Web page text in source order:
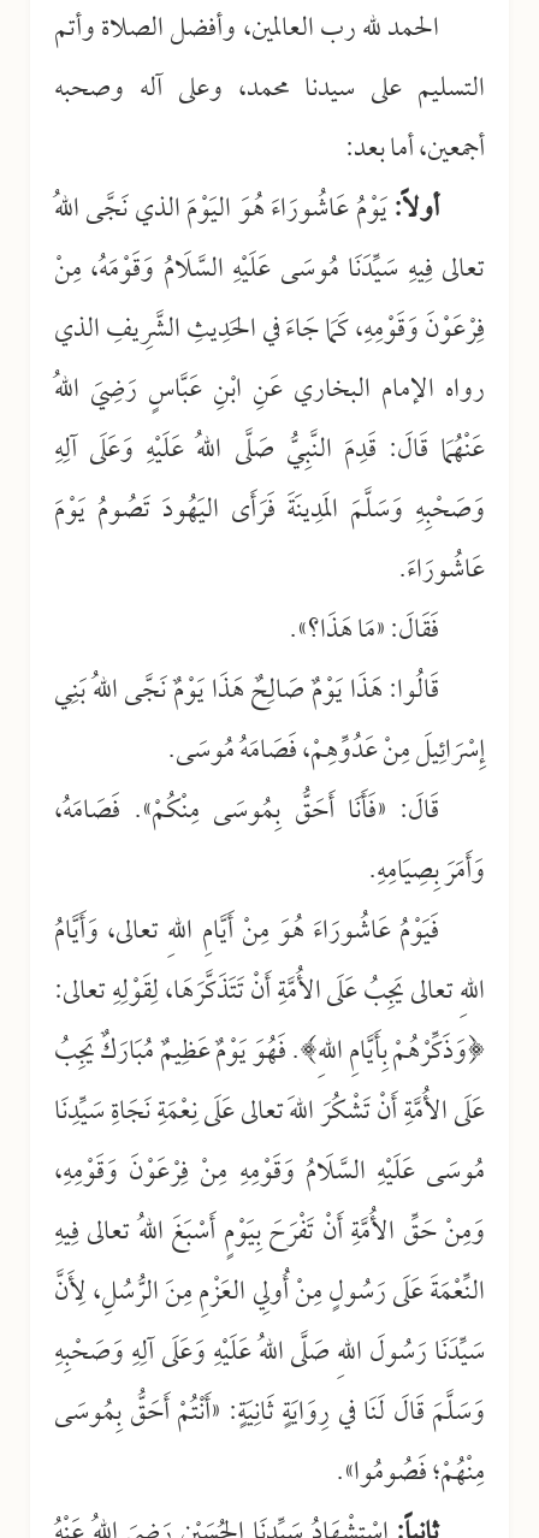
الحمد لله رب العالمين، وأفضل الصلاة وأتم
التسليم على سيدنا محمد، وعلى آله وصحبه
أجمعين، أما بعد:
أولاً:يَوْمُ عَاشُورَاءَ هُوَ اليَوْمَ الذي نَجَّى اللهُ
تعالى فِيهِ سَيِّدَنَا مُوسَى عَلَيْهِ السَّلَامُ وَقَوْمَهُ، مِنْ
فِرْعَوْنَ وَقَوْمِهِ، كَمَا جَاءَ في الحَدِيثِ الشَّرِيفِ الذي
رواه الإمام البخاري عَنِ ابْنِ عَبَّاسٍ رَضِيَ اللهُ
عَنْهُمَا قَالَ: قَدِمَ النَّبِيُّ صَلَّى اللهُ عَلَيْهِ وَعَلَى آلِهِ
وَصَحْبِهِ وَسَلَّمَ المَدِينَةَ فَرَأَى اليَهُودَ تَصُومُ يَوْمَ
عَاشُورَاءَ.
فَقَالَ: «مَا هَذَا؟».
قَالُوا: هَذَا يَوْمٌ صَالِحٌ هَذَا يَوْمٌ نَجَّى اللهُ بَنِي
إِسْرَائِيلَ مِنْ عَدُوِّهِمْ، فَصَامَهُ مُوسَى.
قَالَ: «فَأَنَا أَحَقُّ بِمُوسَى مِنْكُمْ». فَصَامَهُ،
وَأَمَرَ بِصِيَامِهِ.
فَيَوْمُ عَاشُورَاءَ هُوَ مِنْ أَيَّامِ اللهِ تعالى، وَأَيَّامُ
اللهِ تعالى يَجِبُ عَلَى الأُمَّةِ أَنْ تَتَذَكَّرَهَا، لِقَوْلِهِ تعالى:
﴿وَذَكِّرْهُمْ بِأَيَّامِ اللهِ﴾. فَهُوَ يَوْمٌ عَظِيمٌ مُبَارَكٌ يَجِبُ
عَلَى الأُمَّةِ أَنْ تَشْكُرَ اللهَ تعالى عَلَى نِعْمَةِ نَجَاةِ سَيِّدِنَا
مُوسَى عَلَيْهِ السَّلَامُ وَقَوْمِهِ مِنْ فِرْعَوْنَ وَقَوْمِهِ،
وَمِنْ حَقِّ الأُمَّةِ أَنْ تَفْرَحَ بِيَوْمٍ أَسْبَغَ اللهُ تعالى فِيهِ
النِّعْمَةَ عَلَى رَسُولٍ مِنْ أُولِي العَزْمِ مِنَ الرُّسُلِ، لِأَنَّ
سَيِّدَنَا رَسُولَ اللهِ صَلَّى اللهُ عَلَيْهِ وَعَلَى آلِهِ وَصَحْبِهِ
وَسَلَّمَ قَالَ لَنَا في رِوَايَةٍ ثَانِيَةٍ: «أَنْتُمْ أَحَقُّ بِمُوسَى
مِنْهُمْ؛ فَصُومُوا».